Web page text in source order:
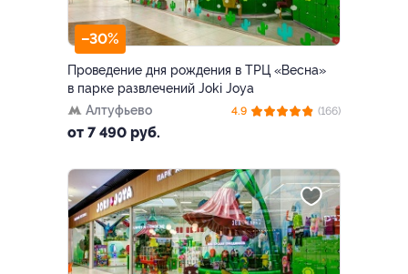
–30%
Проведение дня рождения в ТРЦ «Весна»
в парке развлечений Joki Joya
Алтуфьево
от 7 490 руб.
4.9 (166)